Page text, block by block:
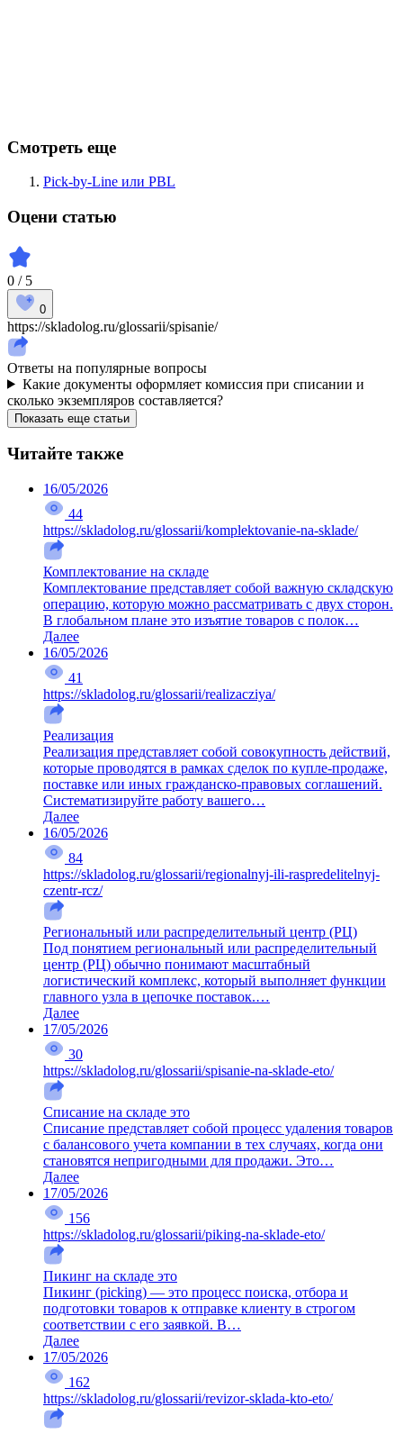
Смотреть еще
Pick-by-Line или PBL
Оцени статью
0 / 5
0
https://skladolog.ru/glossarii/spisanie/
Ответы на популярные вопросы
Какие документы оформляет комиссия при списании и
сколько экземпляров составляется?
Показать еще статьи
Читайте также
16/05/2026
44
https://skladolog.ru/glossarii/komplektovanie-na-sklade/
Комплектование на складе
Комплектование представляет собой важную складскую
операцию, которую можно рассматривать с двух сторон.
В глобальном плане это изъятие товаров с полок…
Далее
16/05/2026
41
https://skladolog.ru/glossarii/realizacziya/
Реализация
Реализация представляет собой совокупность действий,
которые проводятся в рамках сделок по купле-продаже,
поставке или иных гражданско-правовых соглашений.
Систематизируйте работу вашего…
Далее
16/05/2026
84
https://skladolog.ru/glossarii/regionalnyj-ili-raspredelitelnyj-
czentr-rcz/
Региональный или распределительный центр (РЦ)
Под понятием региональный или распределительный
центр (РЦ) обычно понимают масштабный
логистический комплекс, который выполняет функции
главного узла в цепочке поставок.…
Далее
17/05/2026
30
https://skladolog.ru/glossarii/spisanie-na-sklade-eto/
Списание на складе это
Списание представляет собой процесс удаления товаров
с балансового учета компании в тех случаях, когда они
становятся непригодными для продажи. Это…
Далее
17/05/2026
156
https://skladolog.ru/glossarii/piking-na-sklade-eto/
Пикинг на складе это
Пикинг (picking) — это процесс поиска, отбора и
подготовки товаров к отправке клиенту в строгом
соответствии с его заявкой. В…
Далее
17/05/2026
162
https://skladolog.ru/glossarii/revizor-sklada-kto-eto/